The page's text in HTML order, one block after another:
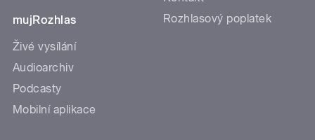
mujRozhlas
Živé vysílání
Audioarchiv
Podcasty
Mobilní aplikace
Rozhlasový poplatek